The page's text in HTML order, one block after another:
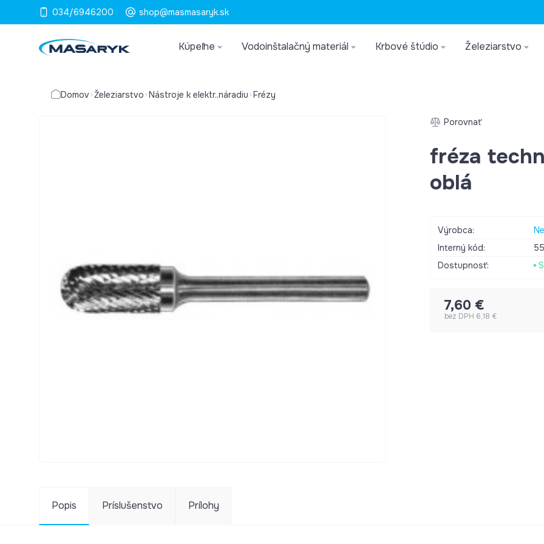
034/6946200 shop@masmasaryk.sk
Kúpeľne Vodoinštalačný materiál Krbové štúdio Železiarstvo
Domov Železiarstvo Nástroje k elektr..náradiu Frézy
Porovnať
fréza
oblá
Výrobca:
Interný kód:
Dostupnosť:
7,60 €
bez DPH 6,18 €
Popis Príslušenstvo Prílohy